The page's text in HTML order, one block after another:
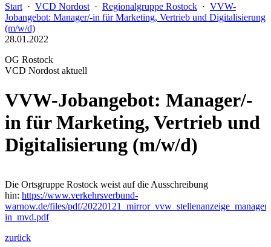
Start · VCD Nordost · Regionalgruppe Rostock · VVW-
Jobangebot: Manager/-in für Marketing, Vertrieb und Digitalisierung
(m/w/d)
28.01.2022
OG Rostock
VCD Nordost aktuell
VVW-Jobangebot: Manager/-
in für Marketing, Vertrieb und
Digitalisierung (m/w/d)
Die Ortsgruppe Rostock weist auf die Ausschreibung
hin: https://www.verkehrsverbund-
warnow.de/files/pdf/20220121_mirror_vvw_stellenanzeige_manager-
in_mvd.pdf
zurück